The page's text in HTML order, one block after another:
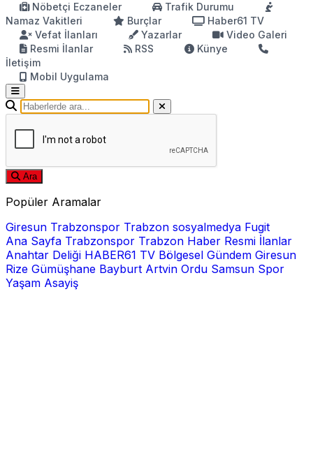
Nöbetçi Eczaneler
Trafik Durumu
Namaz Vakitleri
Burçlar
Haber61 TV
Vefat İlanları
Yazarlar
Video Galeri
Resmi İlanlar
RSS
Künye
İletişim
Mobil Uygulama
Ara
Popüler Aramalar
Giresun Trabzonspor Trabzon sosyalmedya Fugit
Ana Sayfa Trabzonspor Trabzon Haber Resmi İlanlar
Anahtar Deliği HABER61 TV Bölgesel Gündem Giresun
Rize Gümüşhane Bayburt Artvin Ordu Samsun Spor
Yaşam Asayiş